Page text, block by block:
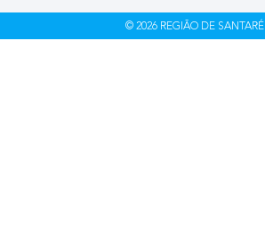
© 2026 REGIÃO DE